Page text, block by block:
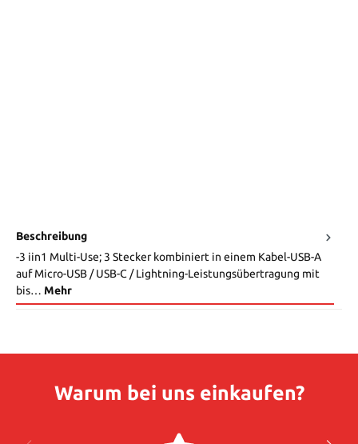
Beschreibung
-3 iin1 Multi-Use; 3 Stecker kombiniert in einem Kabel-USB-A
auf Micro-USB / USB-C / Lightning-Leistungsübertragung mit
bis… Mehr
Warum bei uns einkaufen?